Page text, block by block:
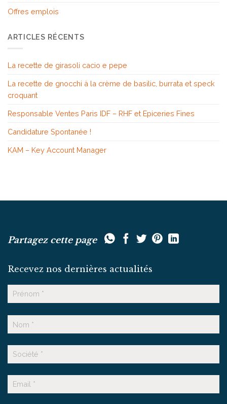
Offres emplois
ARTICLES RÉCENTS
La recette de girasoli cacio e pepe
La recette de gnocchi à la crème de basilic, burrata et speck
croquant
Responsable Ventes Paris IDF – RHF et Epiceries Fines
Candidature Spontanée !
KAM – Key Account Manager
Partagez cette page
Recevez nos dernières actualités
Prénom
Nom
Suffixe
E-
mail